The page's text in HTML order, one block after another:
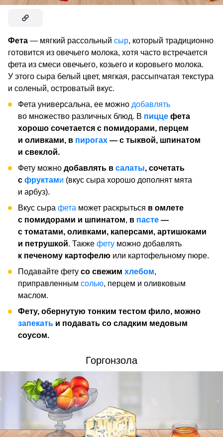
Фета — мягкий рассольный сыр, который традиционно
готовится из овечьего молока, хотя часто встречается
фета из смеси овечьего, козьего и коровьего молока.
У этого сыра белый цвет, мягкая, рассыпчатая текстура
и соленый, островатый вкус.
Фета универсальна, ее можно добавлять
во множество различных блюд. В пицце фета
хорошо сочетается с помидорами, перцем
и оливками, в пирогах — с тыквой, шпинатом
и свеклой.
Фету можно добавлять в салаты, сочетать
с фруктами (вкус сыра хорошо дополнят мята
и арбуз).
Вкус сыра фета может раскрыться в омлете
с помидорами и шпинатом, в пасте —
с томатами, оливками, каперсами, артишоками
и петрушкой. Также фету можно добавлять
к печеному картофелю или картофельному пюре.
Подавайте фету со свежим хлебом,
приправленным солью, перцем и оливковым
маслом.
Фету, обернутую тонким тестом фило, можно
запекать и подавать со сладким медовым
соусом.
Горгонзола